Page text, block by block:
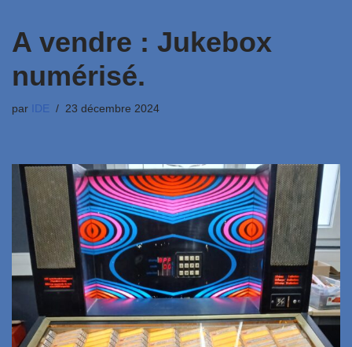
A vendre : Jukebox
numérisé.
par IDE 23 décembre 2024